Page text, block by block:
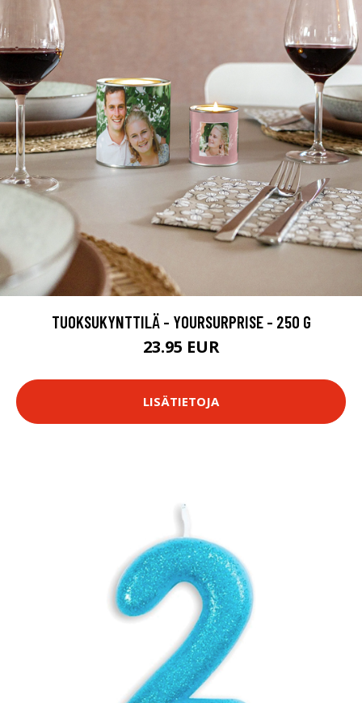
TUOKSUKYNTTILÄ - YOURSURPRISE - 250 G
23.95 EUR
LISÄTIETOJA